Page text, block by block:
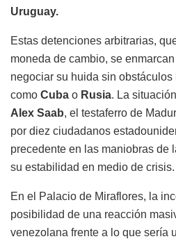
Uruguay.
Estas detenciones arbitrarias,
moneda de cambio, se
negociar su huida sin
como Cuba o Rusia. La
Alex Saab, el testaferro de
por diez ciudadanos
precedente en las maniobras de
su estabilidad en medio de crisis.
En el Palacio de Miraflores, la
posibilidad de una reacción
venezolana frente a lo que sería